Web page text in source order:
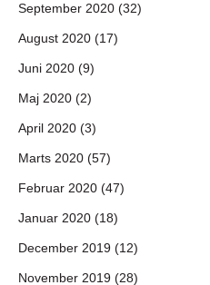
September 2020 (32)
August 2020 (17)
Juni 2020 (9)
Maj 2020 (2)
April 2020 (3)
Marts 2020 (57)
Februar 2020 (47)
Januar 2020 (18)
December 2019 (12)
November 2019 (28)